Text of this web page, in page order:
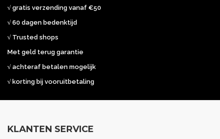
√ gratis verzending vanaf €50
√ 60 dagen bedenktijd
√ Trusted shops
Met geld terug garantie
√ achteraf betalen mogelijk
√ korting bij vooruitbetaling
KLANTEN SERVICE